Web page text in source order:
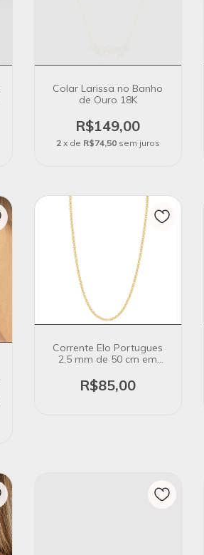
Colar Larissa no Banho
de Ouro 18K
R$149,00
2 x de R$74,50 sem juros
Corrente Elo Portugues
2,5 mm de 50 cm em
R$85,00